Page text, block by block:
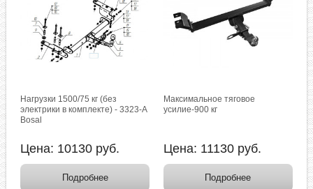
Нагрузки 1500/75 кг (без
электрики в комплекте) - 3323-A
Bosal
Цена: 10130 руб.
Подробнее
Максимальное тяговое
усилие-900 кг
Цена: 11130 руб.
Подробнее